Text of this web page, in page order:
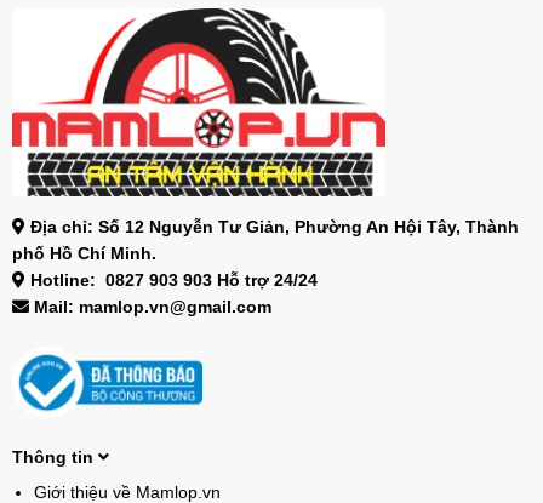
Địa chỉ: Số 12 Nguyễn Tư Giản, Phường An Hội Tây, Thành
phố Hồ Chí Minh.
Hotline: 0827 903 903 Hỗ trợ 24/24
Mail: mamlop.vn@gmail.com
Thông tin
Giới thiệu về Mamlop.vn